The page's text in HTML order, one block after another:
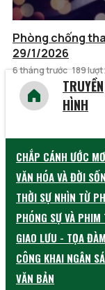
Phòng chống
29/1/2026
6 tháng trước 189
TRUYỀN
HÌNH
CHẮP CÁNH ƯỚC MƠ
VĂN HÓA VÀ ĐỜI
THỜI SỰ NHÌN TỪ
PHÓNG SỰ VÀ PHIM
GIAO LƯU - TỌA ĐÀM
CÔNG KHAI NGÂN
VĂN BẢN